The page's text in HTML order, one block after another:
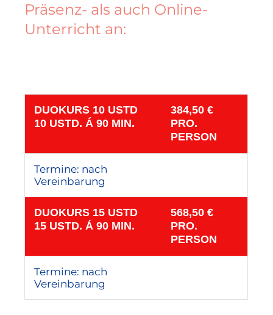
Präsenz- als auch Online-
Unterricht an:
DUOKURS 10 USTD
10 USTD. Á 90 MIN.
384,50 €
PRO.
PERSON
Termine: nach
Vereinbarung
DUOKURS 15 USTD
15 USTD. Á 90 MIN.
568,50 €
PRO.
PERSON
Termine: nach
Vereinbarung